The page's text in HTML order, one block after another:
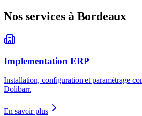
Nos services à Bordeaux
Implementation ERP
Installation, configuration et paramétrage
Dolibarr.
En savoir plus